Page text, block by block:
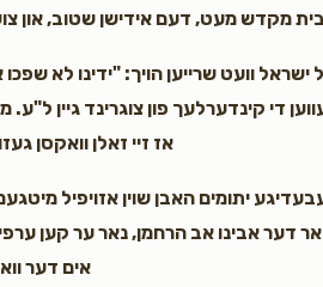
בית מקדש מעט, דעם אידישן שטוב, און
ישראל וועט שרייען הויך: "ידינו לא
די קינדערלעך פון צוגרינד גיין ל"ע.
אז זיי זאלן וואקסן
יתומים האבן שוין אזויפיל
דער אבינו אב הרחמן, נאר ער קען
אים דער